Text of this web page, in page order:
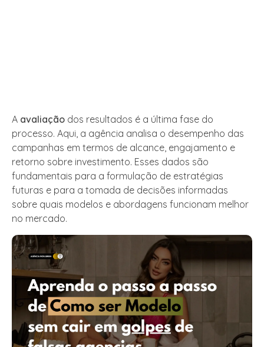
A avaliação dos resultados é a última fase do
processo. Aqui, a agência analisa o desempenho das
campanhas em termos de alcance, engajamento e
retorno sobre investimento. Esses dados são
fundamentais para a formulação de estratégias
futuras e para a tomada de decisões informadas
sobre quais modelos e abordagens funcionam melhor
no mercado.